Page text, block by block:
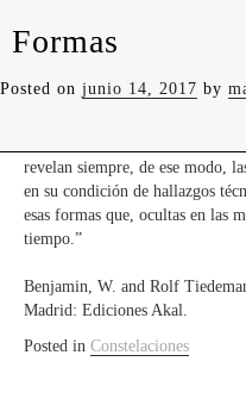
Formas
Posted on junio 14, 2017 by
son las formas justamente el
revelan siempre, de ese modo,
en su condición de hallazgos
esas formas que, ocultas en las
tiempo.”
Benjamin, W. and Rolf
Madrid: Ediciones Akal.
Posted in Constelaciones